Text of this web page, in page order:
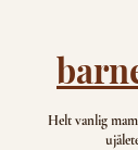
Helt vanlig